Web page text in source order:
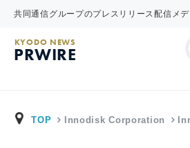
共同通信グループのプレスリリース配信メ
KYODO NEWS
PRWIRE
TOP Innodisk Corporation